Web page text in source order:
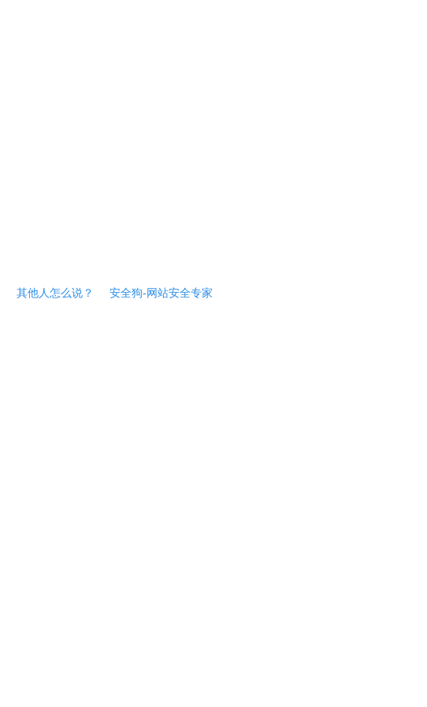
其他人怎么说？ 安全狗-网站安全专家